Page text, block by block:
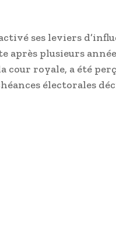
ses leviers
après plusieurs
cour royale, a été
électorales